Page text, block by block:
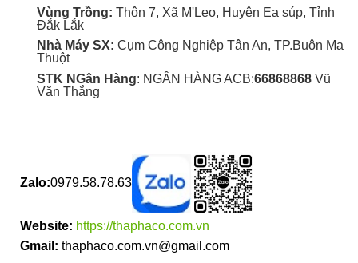
Vùng Trồng: Thôn 7, Xã M'Leo, Huyện Ea súp, Tỉnh
Đắk Lắk
Nhà Máy SX: Cụm Công Nghiệp Tân An, TP.Buôn Ma
Thuột
STK NGân Hàng: NGÂN HÀNG ACB:66868868Vũ
Văn Thắng
Zalo:0979.58.78.63
Website: https://thaphaco.com.vn
Gmail: thaphaco.com.vn@gmail.com